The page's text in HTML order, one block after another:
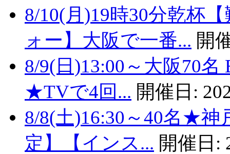
8/10(月)19時30分乾杯
ォー】大阪で一番... 開
8/9(日)13:00～大阪70
★TVで4回... 開催日:
8/8(土)16:30～40名★神
定】【インス... 開催日: